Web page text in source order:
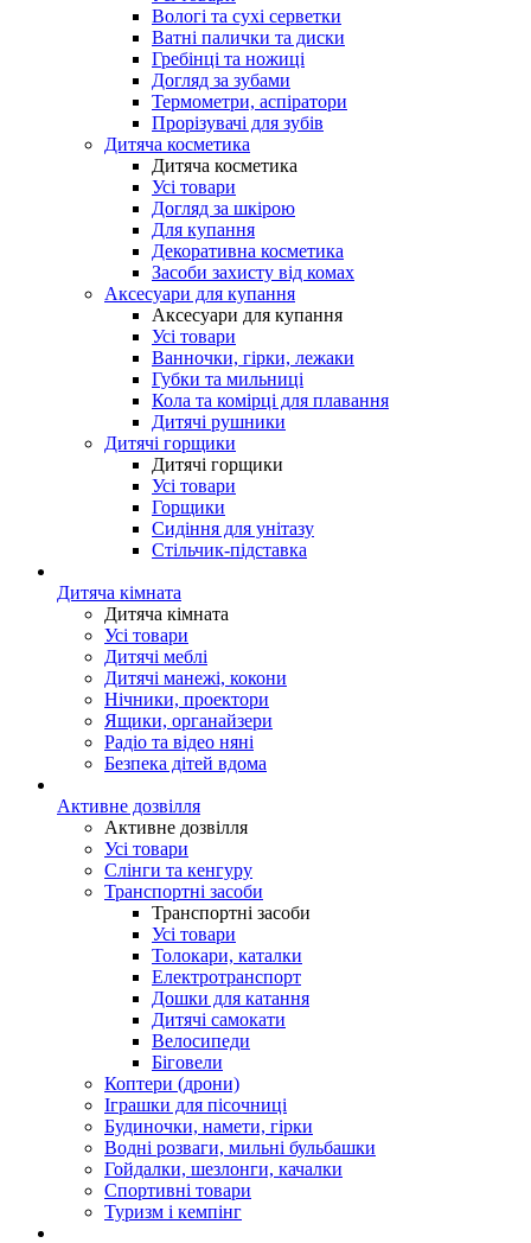
Вологі та сухі серветки
Ватні палички та диски
Гребінці та ножиці
Догляд за зубами
Термометри, аспіратори
Прорізувачі для зубів
Дитяча косметика
Дитяча косметика
Усі товари
Догляд за шкірою
Для купання
Декоративна косметика
Засоби захисту від комах
Аксесуари для купання
Аксесуари для купання
Усі товари
Ванночки, гірки, лежаки
Губки та мильниці
Кола та комірці для плавання
Дитячі рушники
Дитячі горщики
Дитячі горщики
Усі товари
Горщики
Сидіння для унітазу
Стільчик-підставка
Дитяча кімната
Дитяча кімната
Усі товари
Дитячі меблі
Дитячі манежі, кокони
Нічники, проектори
Ящики, органайзери
Радіо та відео няні
Безпека дітей вдома
Активне дозвілля
Активне дозвілля
Усі товари
Слінги та кенгуру
Транспортні засоби
Транспортні засоби
Усі товари
Толокари, каталки
Електротранспорт
Дошки для катання
Дитячі самокати
Велосипеди
Біговели
Коптери (дрони)
Іграшки для пісочниці
Будиночки, намети, гірки
Водні розваги, мильні бульбашки
Гойдалки, шезлонги, качалки
Спортивні товари
Туризм і кемпінг